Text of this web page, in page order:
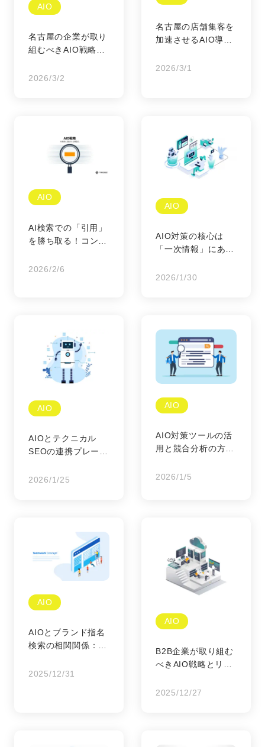
AIO
名古屋の企業が取り
組むべきAIO戦略の
2026/3/2
名古屋の店舗集客を
加速させるAIO導入
2026/3/1
AIO
AI検索での「引用」
を勝ち取る！コンテ
の極意
2026/2/6
AIO
AIO対策の核心は
「一次情報」にあ
できない独自コンテ
2026/1/30
AIO
AIOとテクニカル
SEOの連携プレー：
台」を作るエンジニ
2026/1/25
AIO
AIO対策ツールの活
用と競合分析の方
ち残るデータ戦略
2026/1/5
AIO
AIOとブランド指名
検索の相関関係：な
業」はAI時代に最強
2025/12/31
AIO
B2B企業が取り組む
べきAIO戦略とリー
に「選ばれる」ため
2025/12/27